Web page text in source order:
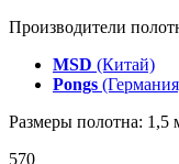
Производители
MSD (Китай)
Pongs
Размеры полотна:
570